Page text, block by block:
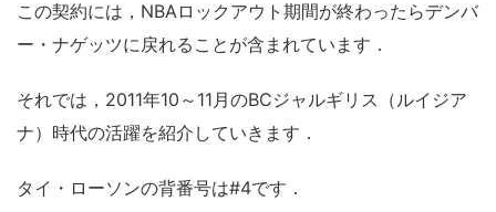
この契約には，NBAロックアウト期間が終わったらデンバ
ー・ナゲッツに戻れることが含まれています．
それでは，2011年10～11月のBCジャルギリス（ルイジア
ナ）時代の活躍を紹介していきます．
タイ・ローソンの背番号は#4です．